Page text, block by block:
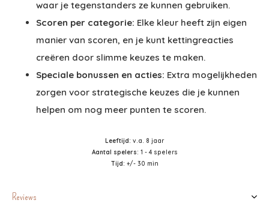
waar je tegenstanders ze kunnen gebruiken.
Scoren per categorie: Elke kleur heeft zijn eigen
manier van scoren, en je kunt kettingreacties
creëren door slimme keuzes te maken.
Speciale bonussen en acties: Extra mogelijkheden
zorgen voor strategische keuzes die je kunnen
helpen om nog meer punten te scoren.
Leeftijd: v.a. 8 jaar
Aantal spelers: 1 - 4 spelers
Tijd: +/- 30 min
Reviews